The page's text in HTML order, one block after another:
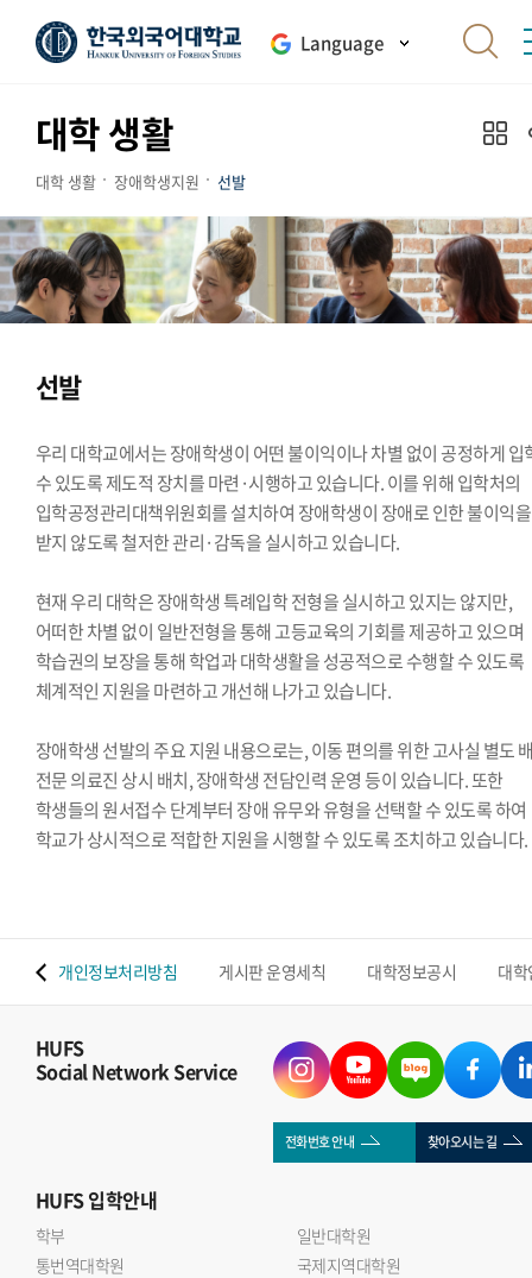
Language
대학 생활
대학 생활 장애학생지원 선발
선발
우리 대학교에서는 장애학생이 어떤 불이익이나 차별 없이 공정하게 입
수 있도록 제도적 장치를 마련·시행하고 있습니다. 이를 위해 입학처의
입학공정관리대책위원회를 설치하여 장애학생이 장애로 인한 불이익을
받지 않도록 철저한 관리·감독을 실시하고 있습니다.
현재 우리 대학은 장애학생 특례입학 전형을 실시하고 있지는 않지만,
어떠한 차별 없이 일반전형을 통해 고등교육의 기회를 제공하고 있으며
학습권의 보장을 통해 학업과 대학생활을 성공적으로 수행할 수 있도록
체계적인 지원을 마련하고 개선해 나가고 있습니다.
장애학생 선발의 주요 지원 내용으로는, 이동 편의를 위한 고사실 별도
전문 의료진 상시 배치, 장애학생 전담인력 운영 등이 있습니다. 또한
학생들의 원서접수 단계부터 장애 유무와 유형을 선택할 수 있도록 하여
학교가 상시적으로 적합한 지원을 시행할 수 있도록 조치하고 있습니다.
개인정보처리방침 게시판 운영세칙 대학정보공시 대
HUFS
Social Network Service
전화번호 안내 찾아오시는 길
HUFS입학안내
학부
일반대학원
통번역대학원
국제지역대학원